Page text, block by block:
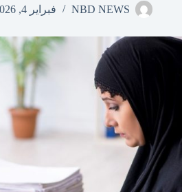
NBD NEWS فبراير 4, 2026